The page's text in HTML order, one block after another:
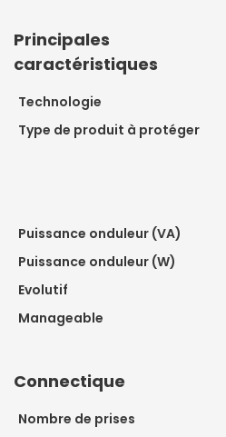
Principales
caractéristiques
Technologie
Type de produit à protéger
Puissance onduleur (VA)
Puissance onduleur (W)
Evolutif
Manageable
Connectique
Nombre de prises